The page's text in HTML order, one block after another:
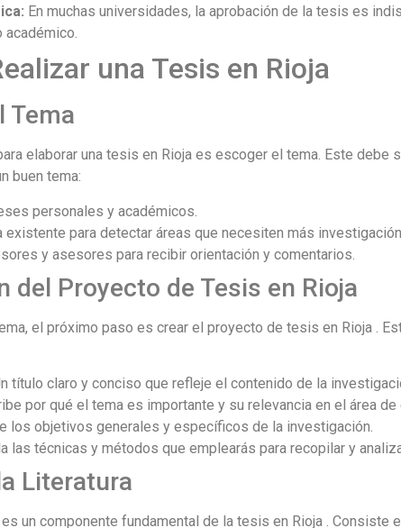
En muchas universidades, la aprobación de la tesis es
académico.
una Tesis en Rioja
Tema
elaborar una tesis en Rioja es escoger el tema. Este debe
buen tema:
personales y académicos.
existente para detectar áreas que necesiten más investigación.
y asesores para recibir orientación y comentarios.
del Proyecto de Tesis en Rioja
el próximo paso es crear el proyecto de tesis en Rioja .
título claro y conciso que refleje el contenido de la
por qué el tema es importante y su relevancia en el área de
los objetivos generales y específicos de la investigación.
las técnicas y métodos que emplearás para recopilar y
Literatura
un componente fundamental de la tesis en Rioja . Consiste